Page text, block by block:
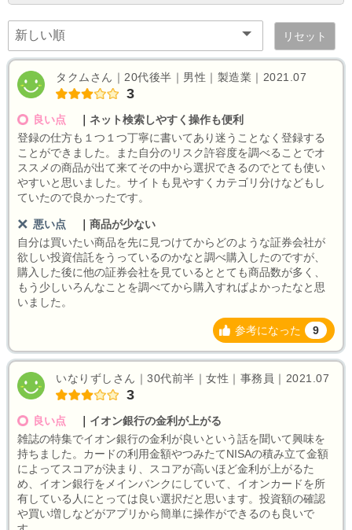
リセット
タクムさん｜20代後半｜男性｜製造業｜2021.07
3
良い点
ネット検索しやすく操作も便利
登録の仕方も１つ１つ丁寧に書いてあり迷うことなく登録する
ことができました。また自分のリスク許容度を調べることでオ
ススメの商品が出て来てその中から選択できるのでとても使い
やすいと思いました。サイトも見やすくカテゴリ分けなどもし
ていたので良かったです。
悪い点
商品が少ない
自分は買いたい商品を先に見つけてからどのような証券会社が
欲しい投資信託をうっているのかなと調べ購入したのですが、
購入した後に他の証券会社を見ているととても商品数が多く、
もう少しいろんなことを調べてから購入すればよかったなと思
いました。
参考になった 9
いなりずしさん｜30代前半｜女性｜事務員｜2021.07
3
良い点
イオン銀行の金利が上がる
雑誌の特集でイオン銀行の金利が良いという話を聞いて興味を
持ちました。カードの利用金額やつみたてNISAの積み立て金額
によってスコアが決まり、スコアが高いほど金利が上がるた
め、イオン銀行をメインバンクにしていて、イオンカードを所
有している人にとっては良い選択だと思います。投資額の確認
や買い増しなどがアプリから簡単に操作ができるのも良いで